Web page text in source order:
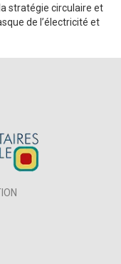
stratégie circulaire et
de l’électricité et